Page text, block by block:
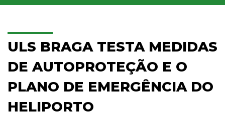
ULS BRAGA TESTA MEDIDAS
DE AUTOPROTEÇÃO E O
PLANO DE EMERGÊNCIA DO
HELIPORTO